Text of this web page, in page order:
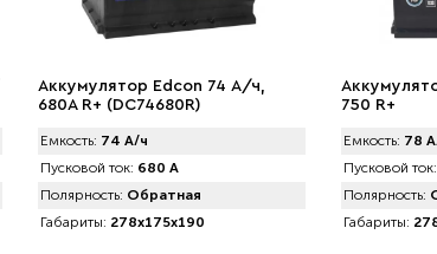
Аккумулятор Edcon 74 А/ч,
680A R+ (DC74680R)
Емкость: 74 А/ч
Пусковой ток: 680 А
Полярность: Обратная
Габариты: 278x175x190
750 R+
Емкость: 78
Пусковой ток:
Полярность:
Габариты: